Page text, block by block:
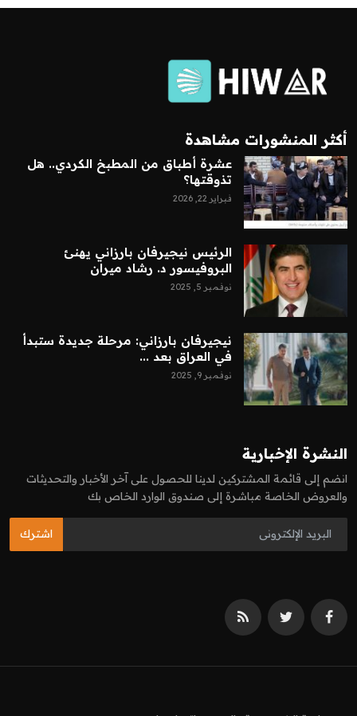
أكثر المنشورات مشاهدة
عشرة أطباق من المطبخ الكردي.. هل
تذوقتها؟
فبراير 22, 2026
الرئيس نيجيرفان بارزاني يهنئ
البروفيسور د. رشاد ميران
نوفمبر 5, 2025
نيجيرفان بارزاني: مرحلة جديدة ستبدأ
في العراق بعد ...
نوفمبر 9, 2025
النشرة الإخبارية
انضم إلى قائمة المشتركين لدينا للحصول على آخر الأخبار والتحديثات
والعروض الخاصة مباشرة إلى صندوق الوارد الخاص بك
اشترك